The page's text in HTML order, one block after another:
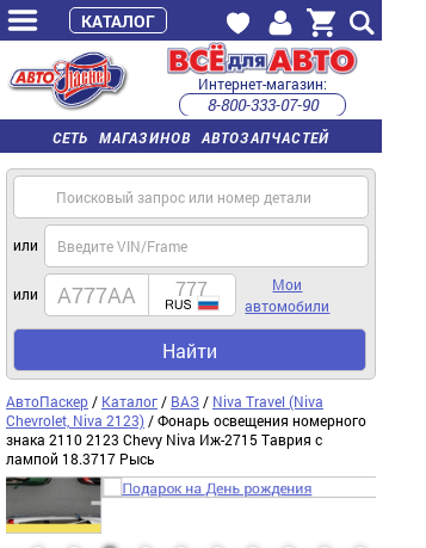
СЕТЬ МАГАЗИНОВ АВТОЗАПЧАСТЕЙ
Интернет-магазин:
8-800-333-07-90
часы работы с 9:00 до 22:00 (пн-пт)
или
или
Мои
автомобили
Найти
АвтоПаскер / Каталог / ВАЗ / Niva Travel (Niva
Chevrolet, Niva 2123) / Фонарь освещения номерного
знака 2110 2123 Chevy Niva Иж-2715 Таврия с
лампой 18.3717 Рысь
КАТАЛОГ